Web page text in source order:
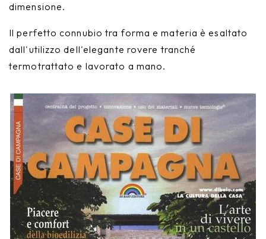
dimensione.
Il perfetto connubio tra forma e materia è esaltato
dall'utilizzo dell'elegante rovere tranché
termotrattato e lavorato a mano.
Atena
Artemide
Minerva
Bath-Living